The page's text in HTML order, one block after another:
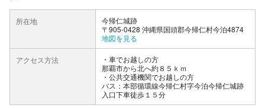
所在地
今帰仁城跡
〒905-0428 沖縄県国頭郡今帰仁村今泊4874
地図を見る
アクセス方法
車でお越しの方
那覇市から北へ約８５ｋｍ
公共交通機関でお越しの方
バス：本部循環線今帰仁村字今泊今帰仁城跡
入口下車徒歩１５分